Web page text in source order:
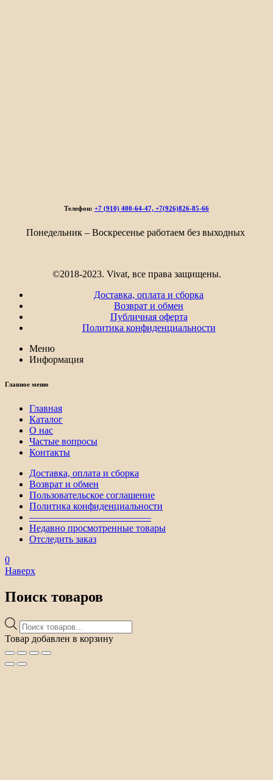
Телефон: +7 (910) 400-64-47, +7(926)826-85-66
Понедельник – Воскресенье работаем без выходных
©2018-2023. Vivat, все права защищены.
Доставка, оплата и сборка
Возврат и обмен
Публичная оферта
Политика конфиденциальности
Меню
Информация
Главное меню
Главная
Каталог
О нас
Частые вопросы
Контакты
Доставка, оплата и сборка
Возврат и обмен
Пользовательское соглашение
Политика конфиденциальности
————————————–
Недавно просмотренные товары
Отследить заказ
0
Наверх
Поиск товаров
Поиск
товаров
Товар добавлен в корзину